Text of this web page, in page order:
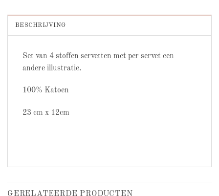
BESCHRIJVING
Set van 4 stoffen servetten met per servet een
andere illustratie.
100% Katoen
23 cm x 12cm
GERELATEERDE PRODUCTEN